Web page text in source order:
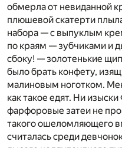
обмерла от невиданной
плюшевой скатерти
набора — с выпуклым
по краям — зубчиками и
сбоку! — золотенькие
было брать конфету,
малиновым ноготком.
как такое едят. Ни
фарфоровые затеи не
такого ошеломляющего
считалась среди